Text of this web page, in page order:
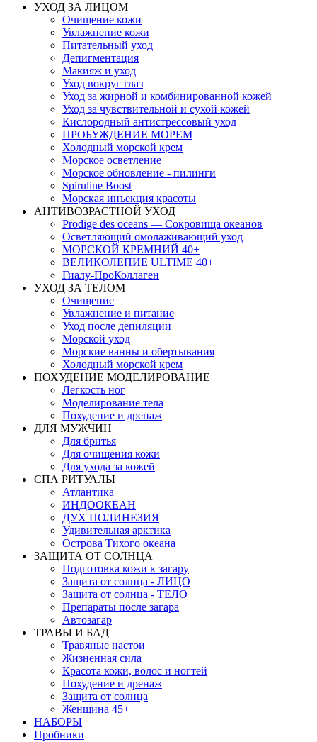
УХОД ЗА ЛИЦОМ
Очищение кожи
Увлажнение кожи
Питательный уход
Депигментация
Макияж и уход
Уход вокруг глаз
Уход за жирной и комбинированной кожей
Уход за чувствительной и сухой кожей
Кислородный антистрессовый уход
ПРОБУЖДЕНИЕ МОРЕМ
Холодный морской крем
Морское осветление
Морское обновление - пилинги
Spiruline Boost
Морская инъекция красоты
АНТИВОЗРАСТНОЙ УХОД
Prodige des oceans — Сокровища океанов
Осветляющий омолаживающий уход
МОРСКОЙ КРЕМНИЙ 40+
ВЕЛИКОЛЕПИЕ ULTIME 40+
Гиалу-ПроКоллаген
УХОД ЗА ТЕЛОМ
Очищение
Увлажнение и питание
Уход после депиляции
Морской уход
Морские ванны и обертывания
Холодный морской крем
ПОХУДЕНИЕ МОДЕЛИРОВАНИЕ
Легкость ног
Моделирование тела
Похудение и дренаж
ДЛЯ МУЖЧИН
Для бритья
Для очищения кожи
Для ухода за кожей
СПА РИТУАЛЫ
Атлантика
ИНДООКЕАН
ДУХ ПОЛИНЕЗИЯ
Удивительная арктика
Острова Тихого океана
ЗАЩИТА ОТ СОЛНЦА
Подготовка кожи к загару
Защита от солнца - ЛИЦО
Защита от солнца - ТЕЛО
Препараты после загара
Автозагар
ТРАВЫ И БАД
Травяные настои
Жизненная сила
Красота кожи, волос и ногтей
Похудение и дренаж
Защита от солнца
Женщина 45+
НАБОРЫ
Пробники